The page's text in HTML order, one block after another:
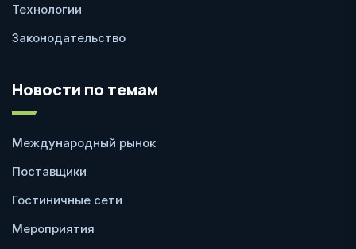
Технологии
Законодательство
Новости по темам
Международный рынок
Поставщики
Гостиничные сети
Мероприятия